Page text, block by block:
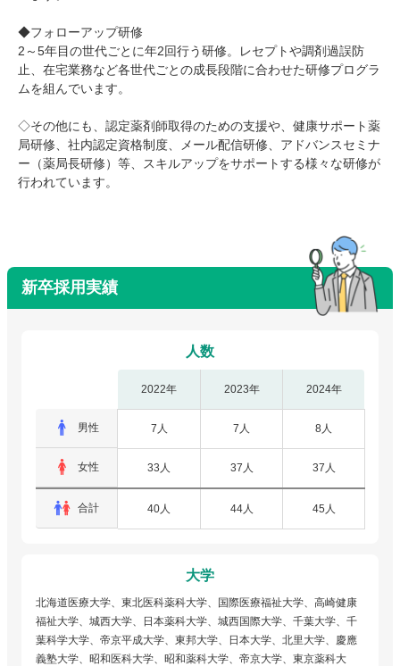
◆フォローアップ研修
2～5年目の世代ごとに年2回行う研修。レセプトや調剤過誤防
止、在宅業務など各世代ごとの成長段階に合わせた研修プログラ
ムを組んでいます。
◇その他にも、認定薬剤師取得のための支援や、健康サポート薬
局研修、社内認定資格制度、メール配信研修、アドバンスセミナ
ー（薬局長研修）等、スキルアップをサポートする様々な研修が
行われています。
新卒採用実績
人数
2022年 2023年 2024年
男性 7人 7人 8人
女性 33人 37人 37人
合計 40人 44人 45人
大学
北海道医療大学、東北医科薬科大学、国際医療福祉大学、高崎健康
福祉大学、城西大学、日本薬科大学、城西国際大学、千葉大学、千
葉科学大学、帝京平成大学、東邦大学、日本大学、北里大学、慶應
義塾大学、昭和医科大学、昭和薬科大学、帝京大学、東京薬科大